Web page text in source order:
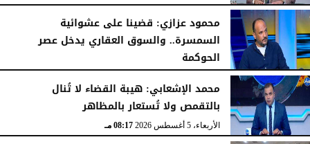
محمود عزازي: قضينا على عشوائية
السمسرة.. والسوق العقاري يدخل عصر
الحوكمة
الأربعاء، 5 أغسطس 2026
محمد الإشعابي: هيبة القضاء لا تُنال
بالتقمص ولا تُستعار بالمظاهر
الأربعاء، 5 أغسطس 2026 08:17 مـ